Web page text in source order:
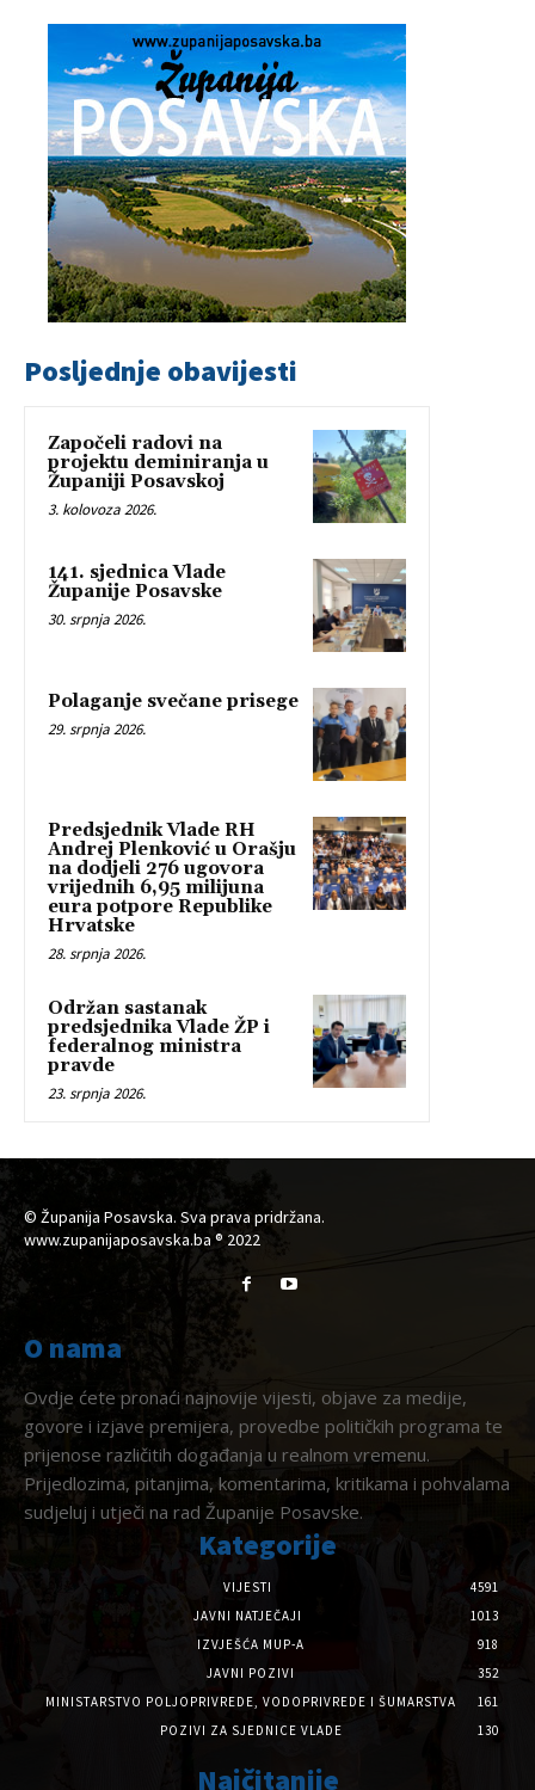
Posljednje obavijesti
Započeli radovi na
projektu deminiranja u
Županiji Posavskoj
3. kolovoza 2026.
141. sjednica Vlade
Županije Posavske
30. srpnja 2026.
Polaganje svečane prisege
29. srpnja 2026.
Predsjednik Vlade RH
Andrej Plenković u Orašju
na dodjeli 276 ugovora
vrijednih 6,95 milijuna
eura potpore Republike
Hrvatske
28. srpnja 2026.
Održan sastanak
predsjednika Vlade ŽP i
federalnog ministra
pravde
23. srpnja 2026.
© Županija Posavska. Sva prava pridržana.
www.zupanijaposavska.ba ® 2022
O nama
Ovdje ćete pronaći najnovije vijesti, objave za medije,
govore i izjave premijera, provedbe političkih programa te
prijenose različitih događanja u realnom vremenu.
Prijedlozima, pitanjima, komentarima, kritikama i pohvalama
sudjeluj i utječi na rad Županije Posavske.
Kategorije
VIJESTI
4591
JAVNI NATJEČAJI
1013
IZVJEŠĆA MUP-A
918
JAVNI POZIVI
352
MINISTARSTVO POLJOPRIVREDE, VODOPRIVREDE I ŠUMARSTVA
161
POZIVI ZA SJEDNICE VLADE
130
Najčitanije